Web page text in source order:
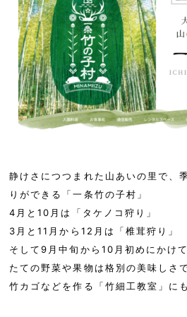
静けさにつつまれた山あいの里で、
りができる「一条竹の子村」
4月と10月は「タケノコ狩り」
3月と11月から12月は「椎茸狩り」
そして9月中旬から10月初めにかけ
たての野菜や果物は格別の美味しさ
竹カゴなどを作る「竹細工教室」に